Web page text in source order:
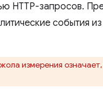
HTTP-запросов.
события
измерения